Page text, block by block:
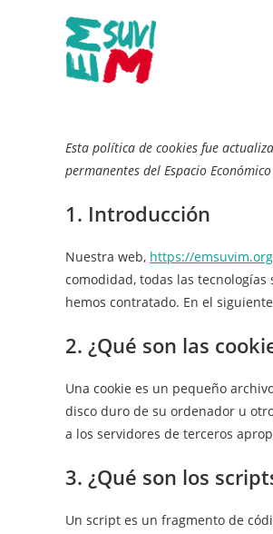
Esta política de cookies fue
permanentes del Espacio
1. Introducción
Nuestra web, https://emsuvim.org
comodidad, todas las tecnologías
hemos contratado. En el
2. ¿Qué son las
Una cookie es un pequeño
disco duro de su ordenador u
a los servidores de terceros
3. ¿Qué son los
Un script es un fragmento de